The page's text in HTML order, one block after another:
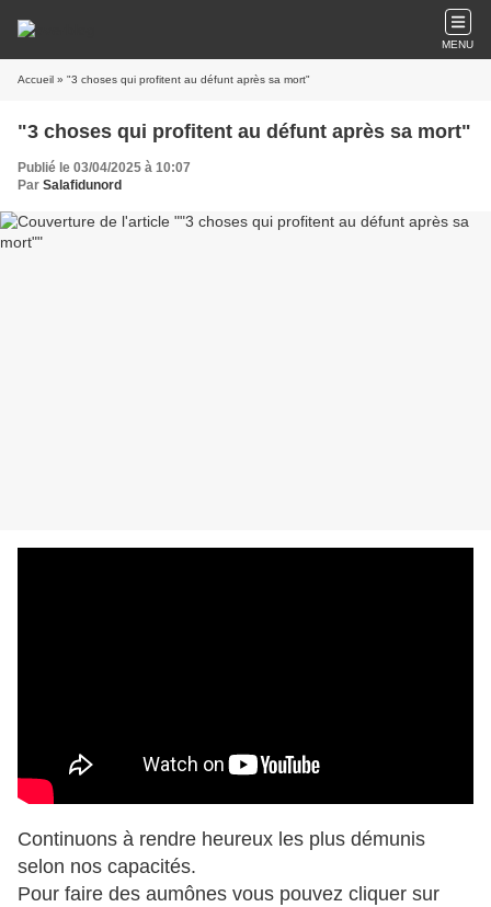
MENU
Accueil » "3 choses qui profitent au défunt après sa mort"
"3 choses qui profitent au défunt après sa mort"
Publié le 03/04/2025 à 10:07
Par Salafidunord
Continuons à rendre heureux les plus démunis
selon nos capacités.
Pour faire des aumônes vous pouvez cliquer sur